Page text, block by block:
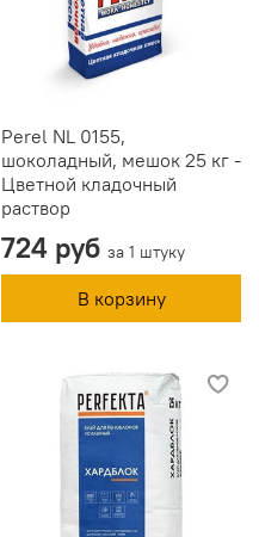
Perel NL 0155,
шоколадный, мешок 25 кг -
Цветной кладочный
раствор
724 руб за 1 штуку
В корзину